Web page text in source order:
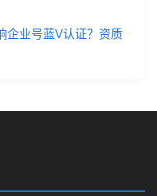
企业号蓝V认证？资质